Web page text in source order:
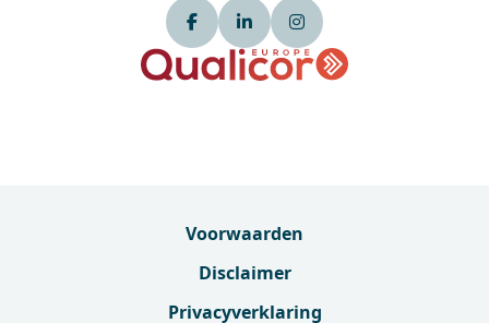
Voorwaarden
Disclaimer
Privacyverklaring